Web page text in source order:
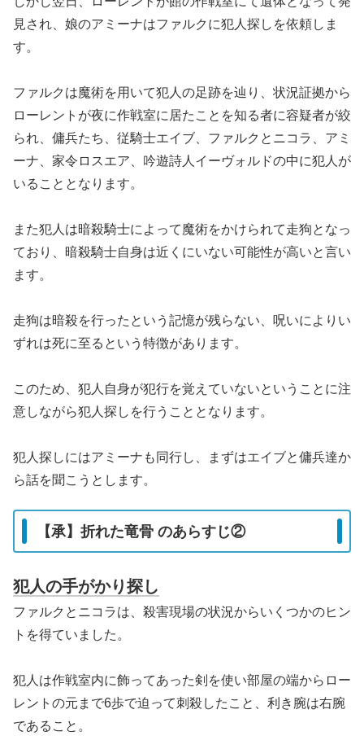
見され、娘のアミーナはファルクに犯人探しを依頼しま
す。
ファルクは魔術を用いて犯人の足跡を辿り、状況証拠から
ローレントが夜に作戦室に居たことを知る者に容疑者が絞
られ、傭兵たち、従騎士エイブ、ファルクとニコラ、アミ
ーナ、家令ロスエア、吟遊詩人イーヴォルドの中に犯人が
いることとなります。
また犯人は暗殺騎士によって魔術をかけられて走狗となっ
ており、暗殺騎士自身は近くにいない可能性が高いと言い
ます。
走狗は暗殺を行ったという記憶が残らない、呪いによりい
ずれは死に至るという特徴があります。
このため、犯人自身が犯行を覚えていないということに注
意しながら犯人探しを行うこととなります。
犯人探しにはアミーナも同行し、まずはエイブと傭兵達か
ら話を聞こうとします。
【承】折れた竜骨 のあらすじ②
犯人の手がかり探し
ファルクとニコラは、殺害現場の状況からいくつかのヒン
トを得ていました。
犯人は作戦室内に飾ってあった剣を使い部屋の端からロー
レントの元まで6歩で迫って刺殺したこと、利き腕は右腕
であること。